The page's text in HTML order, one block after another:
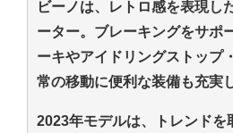
ビーノは、レトロ感を表現し
ーター。ブレーキングをサポ
ーキやアイドリングストップ
常の移動に便利な装備も充実
2023年モデルは、トレンドを